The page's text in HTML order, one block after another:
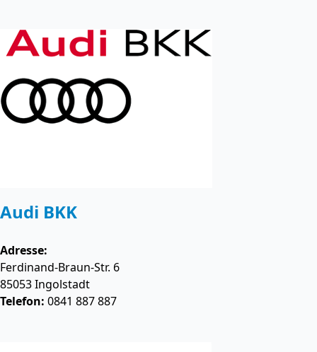
Audi BKK
Adresse:
Ferdinand-Braun-Str. 6
85053Ingolstadt
Telefon: 0841 887 887